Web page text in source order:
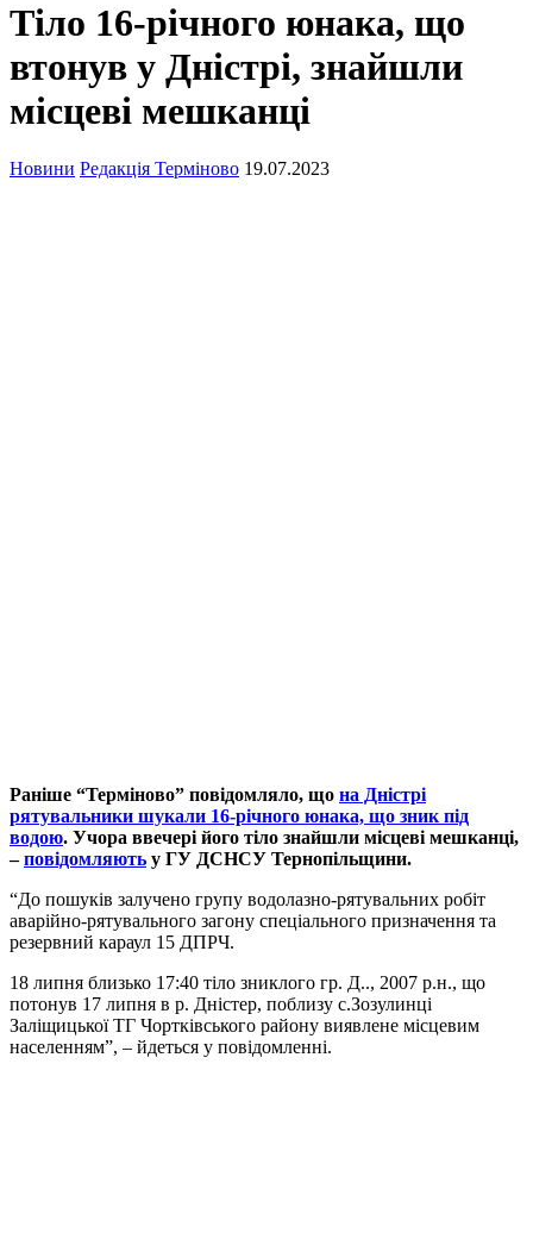
Тіло 16-річного юнака, що
втонув у Дністрі, знайшли
місцеві мешканці
Новини Редакція Терміново 19.07.2023
Раніше “Терміново” повідомляло, що на Дністрі
рятувальники шукали 16-річного юнака, що зник під
водою. Учора ввечері його тіло знайшли місцеві мешканці,
–повідомляють у ГУ ДСНСУ Тернопільщини.
“До пошуків залучено групу водолазно-рятувальних робіт
аварійно-рятувального загону спеціального призначення та
резервний караул 15 ДПРЧ.
18 липня близько 17:40 тіло зниклого гр. Д.., 2007 р.н., що
потонув 17 липня в р. Дністер, поблизу с.Зозулинці
Заліщицької ТГ Чортківського району виявлене місцевим
населенням”, – йдеться у повідомленні.